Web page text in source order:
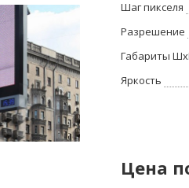
Шаг пикселя
Разрешение
Габариты
Яркость
Цена